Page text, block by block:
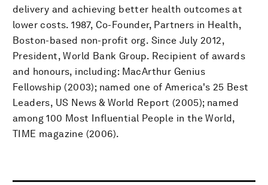
delivery and achieving better health outcomes at
lower costs. 1987, Co-Founder, Partners in Health,
Boston-based non-profit org. Since July 2012,
President, World Bank Group. Recipient of awards
and honours, including: MacArthur Genius
Fellowship (2003); named one of America's 25 Best
Leaders, US News & World Report (2005); named
among 100 Most Influential People in the World,
TIME magazine (2006).